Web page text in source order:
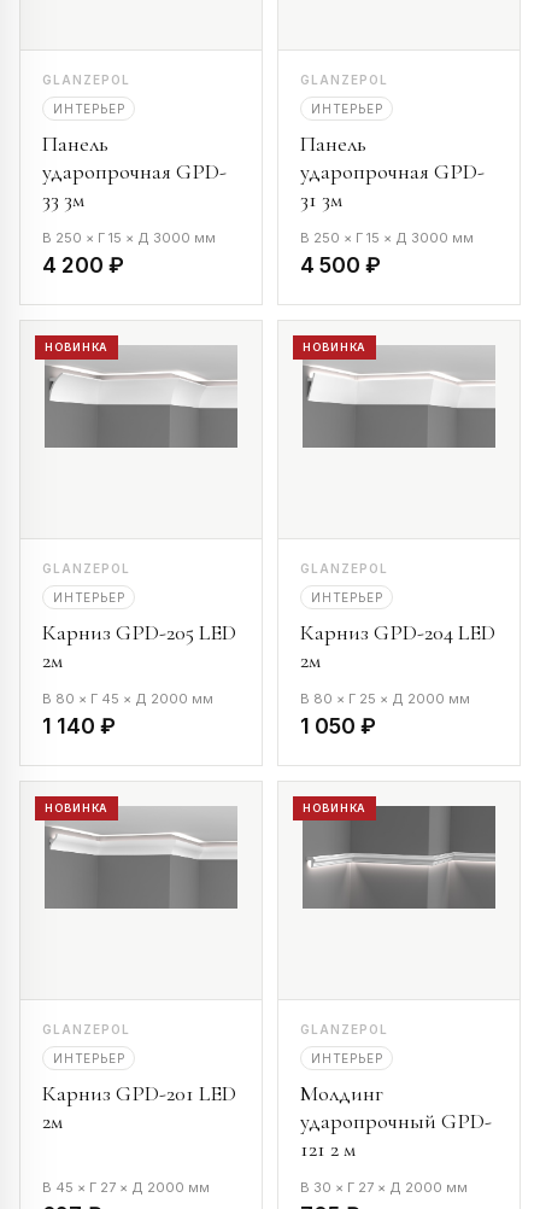
GLANZEPOL
ИНТЕРЬЕР
Панель
ударопрочная GPD-
33 3м
В 250 × Г 15 × Д 3000 мм
4 200 ₽
GLANZEPOL
ИНТЕРЬЕР
Панель
ударопрочная GPD-
31 3м
В 250 × Г 15 × Д 3000 мм
4 500 ₽
НОВИНКА
GLANZEPOL
ИНТЕРЬЕР
Карниз GPD-205 LED
2м
В 80 × Г 45 × Д 2000 мм
1 140 ₽
НОВИНКА
GLANZEPOL
ИНТЕРЬЕР
Карниз GPD-204 LED
2м
В 80 × Г 25 × Д 2000 мм
1 050 ₽
НОВИНКА
GLANZEPOL
ИНТЕРЬЕР
Карниз GPD-201 LED
2м
В 45 × Г 27 × Д 2000 мм
НОВИНКА
GLANZEPOL
ИНТЕРЬЕР
Молдинг
ударопрочный GPD-
121 2 м
В 30 × Г 27 × Д 2000 мм